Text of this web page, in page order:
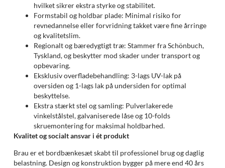
hvilket sikrer ekstra styrke og stabilitet.
Formstabil og holdbar plade: Minimal risiko for
revnedannelse eller forvridning takket være fine årringe
og kvalitetslim.
Regionalt og bæredygtigt træ: Stammer fra Schönbuch,
Tyskland, og beskytter mod skader under transport og
opbevaring.
Eksklusiv overfladebehandling: 3-lags UV-lak på
oversiden og 1-lags lak på undersiden for optimal
beskyttelse.
Ekstra stærkt stel og samling: Pulverlakerede
vinkelstålstel, galvaniserede låse og 10-folds
skruemontering for maksimal holdbarhed.
Kvalitet og socialt ansvar i ét produkt
Brau er et bordbænkesæt skabt til professionel brug og daglig
belastning. Design og konstruktion bygger på mere end 40 års